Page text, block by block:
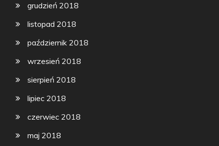
grudzień 2018
listopad 2018
październik 2018
wrzesień 2018
sierpień 2018
lipiec 2018
czerwiec 2018
maj 2018